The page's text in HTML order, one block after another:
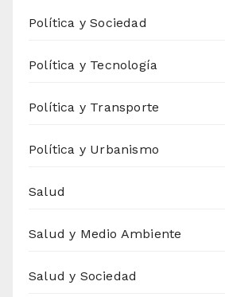
Política y Sociedad
Política y Tecnología
Política y Transporte
Política y Urbanismo
Salud
Salud y Medio Ambiente
Salud y Sociedad